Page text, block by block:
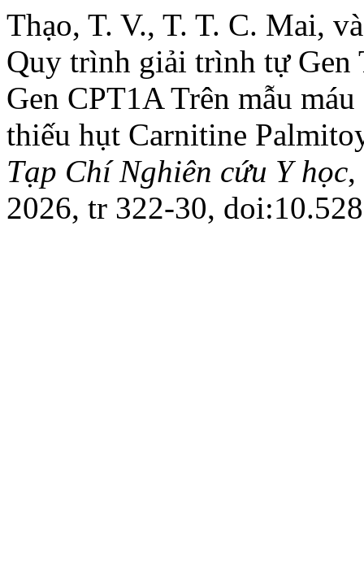
Thạo, T. V., T. T. C. Mai,
Quy trình giải trình tự Gen
Gen CPT1A Trên mẫu
thiếu hụt Carnitine
Tạp Chí Nghiên cứu Y học,
2026, tr 322-30,